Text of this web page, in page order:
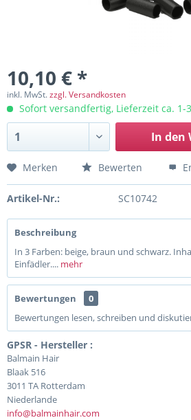
10,10 € *
inkl. MwSt.zzgl. Versandkosten
Sofort versandfertig, Lieferzeit ca. 1-
In den
Merken Bewerten
Artikel-Nr.: SC10742
Beschreibung
In 3 Farben: beige, braun und schwarz.
Einfädler.... mehr
Bewertungen
0
Bewertungen lesen, schreiben und
GPSR - Hersteller :
Balmain Hair
Blaak 516
3011 TA Rotterdam
Niederlande
info@balmainhair.com